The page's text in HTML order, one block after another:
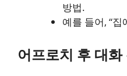
방법.
예를 들어, “집
어프로치 후 대